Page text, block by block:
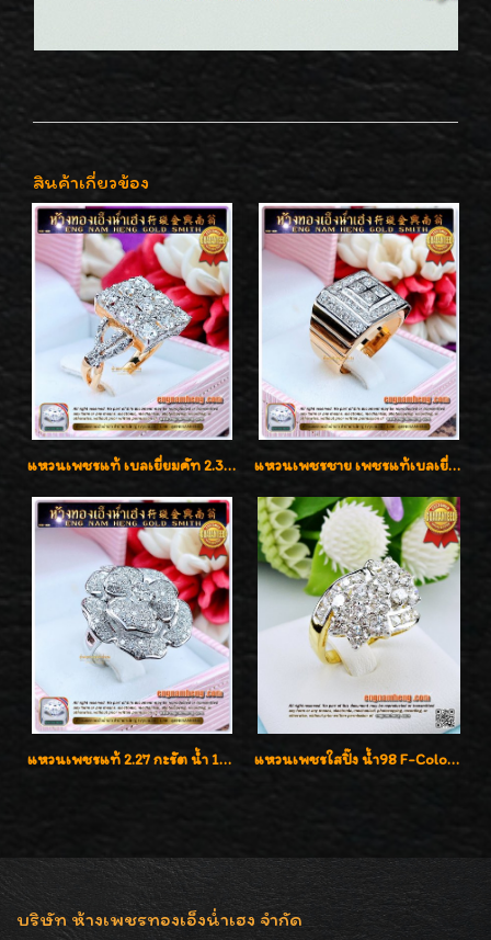
สินค้าเกี่ยวข้อง
แหวนเพชรแท้ เบลเยี่ยมคัท 2.39 กะรัต น้ำ 98 F-Color/VVS ดีไซน์หน้ากว้างหรูเต็มนิ้ว แหวนเพชรชาย เพชรแท้เบลเยี่ยมคัท น้ำ100% D-Color/VVS 2.46 กะรัต
แหวนเพชรแท้ 2.27 กะรัต น้ำ 100% เบลเยี่ยมคัท ลวดลายดอกกุหลาบหรู แหวนเพชรใสปิ๊ง น้ำ98 F-Color/VVS1 น้ำหนักเพชรรวม 2.56 กะรัต ใส่เต็มนิ้วเพชรเป็นน้ำเป็นเนื้อสวยมากๆค่ะ
บริษัท ห้างเพชรทองเอ็งน่ำเฮง จำกัด